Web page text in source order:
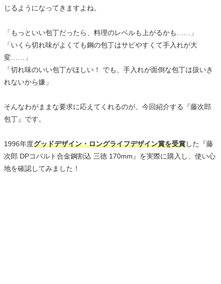
じるようになってきますよね。
「もっといい包丁だったら、料理のレベルも上がるかも……」
「いくら切れ味がよくても鋼の包丁はサビやすくて手入れが大
変……」
「切れ味のいい包丁がほしい！ でも、手入れが面倒な包丁は扱いき
れないから嫌」
そんなわがままな要求に応えてくれるのが、今回紹介する『藤次郎
包丁』です。
1996年度グッドデザイン・ロングライフデザイン賞を受賞した『藤
次郎 DPコバルト合金鋼割込 三徳 170mm』を実際に購入し、使い心
地を確認してみました！